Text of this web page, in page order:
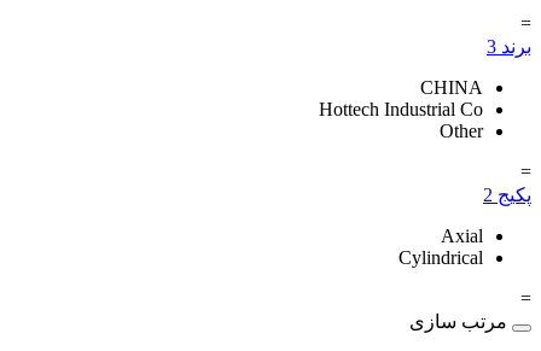
=
برند 3
CHINA
Hottech Industrial Co
Other
=
پکیج 2
Axial
Cylindrical
=
مرتب سازی